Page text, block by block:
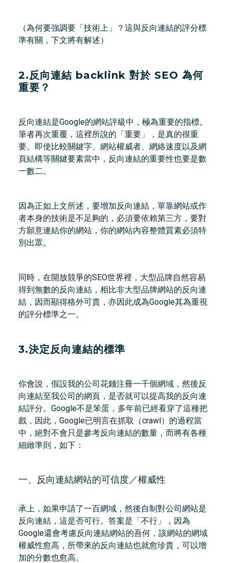
（為何要強調要「技術上」？這與反向連結的評分標
準有關，下文將有解述）
2.反向連結 backlink 對於 SEO 為何
重要？
反向連結是Google的網站評級中，極為重要的指標。
筆者再次重覆，這裡所說的「重要」，是真的很重
要。即使比較關鍵字、網站權威者、網絡速度以及網
頁結構等關鍵要素當中，反向連結的重要性也要是數
一數二。
因為正如上文所述，要增加反向連結，單靠網站或作
者本身的技術是不足夠的，必須要依賴第三方，要對
方願意連結你的網站，你的網站內容整體質素必須特
別出眾。
同時，在開放競爭的SEO世界裡，大型品牌自然容易
得到無數的反向連結，相比非大型品牌網站的反向連
結，因而顯得格外可貴，亦因此成為Google其為重視
的評分標準之一。
3.決定反向連結的標準
你會說，假設我的公司花錢注冊一千個網域，然後反
向連結至我公司的網頁，是否就可以提高我的反向連
結評分。Google不是笨蛋，多年前已經看穿了這種把
戲，因此，Google已明言在抓取（crawl）的過程當
中，絕對不會只是參考反向連結的數量，而將有各種
細緻準則，如下：
一、反向連結網站的可信度／權威性
承上，如果申請了一百網域，然後自制對公司網站是
反向連結，這是否可行。答案是「不行」，因為
Google還會考慮反向連結網站的吾何，該網站的網域
權威性愈高，所帶來的反向連結也就愈珍貴，可以增
加的分數也愈高。